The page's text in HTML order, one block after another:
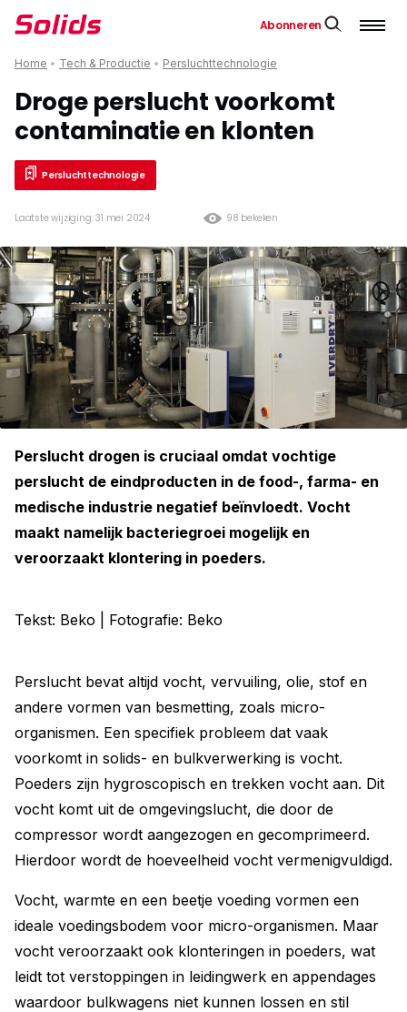
Abonneren
Home • Tech & Productie • Persluchttechnologie
Droge perslucht voorkomt
contaminatie en klonten
Persluchttechnologie
98 bekeken
Laatste wijziging: 31 mei 2024
Perslucht drogen is cruciaal omdat vochtige
perslucht de ­eindproducten in de food-, farma- en
medische ­industrie negatief beïnvloedt. Vocht
maakt namelijk bacteriegroei ­mogelijk en
veroorzaakt klontering in poeders.
Tekst: Beko | Fotografie: Beko
Perslucht bevat altijd vocht, vervuiling, olie, stof en
andere vormen van besmetting, zoals micro-
organismen. Een specifiek probleem dat vaak
voorkomt in solids- en bulkverwerking is vocht.
Poeders zijn hygroscopisch en trekken vocht aan. Dit
vocht komt uit de omgevingslucht, die door de
compressor wordt aangezogen en gecomprimeerd.
Hierdoor wordt de hoeveelheid vocht vermenigvuldigd.
Vocht, warmte en een beetje voeding vormen een
ideale voedingsbodem voor micro-organismen. Maar
vocht veroorzaakt ook klonteringen in poeders, wat
leidt tot verstoppingen in leidingwerk en appendages
waardoor bulkwagens niet kunnen lossen en stil